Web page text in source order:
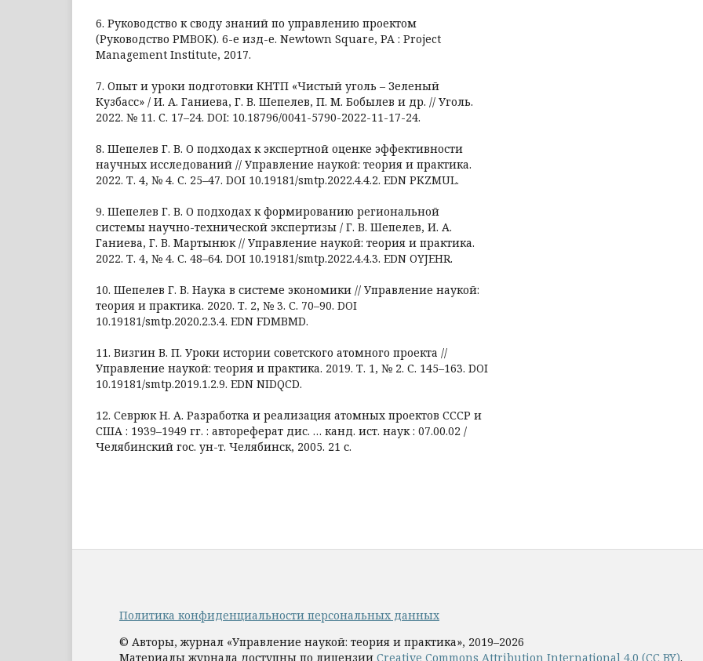
6. Руководство к своду знаний по управлению проектом
(Руководство PMBOK). 6-е изд-е. Newtown Square, PA : Project
Management Institute, 2017.
7. Опыт и уроки подготовки КНТП «Чистый уголь – Зеленый
Кузбасс» / И. А. Ганиева, Г. В. Шепелев, П. М. Бобылев и др. // Уголь.
2022. № 11. С. 17–24. DOI: 10.18796/0041-5790-2022-11-17-24.
8. Шепелев Г. В. О подходах к экспертной оценке эффективности
научных исследований // Управление наукой: теория и практика.
2022. Т. 4, № 4. С. 25–47. DOI 10.19181/smtp.2022.4.4.2. EDN PKZMUL.
9. Шепелев Г. В. О подходах к формированию региональной
системы научно-технической экспертизы / Г. В. Шепелев, И. А.
Ганиева, Г. В. Мартынюк // Управление наукой: теория и практика.
2022. Т. 4, № 4. С. 48–64. DOI 10.19181/smtp.2022.4.4.3. EDN OYJEHR.
10. Шепелев Г. В. Наука в системе экономики // Управление наукой:
теория и практика. 2020. Т. 2, № 3. С. 70–90. DOI
10.19181/smtp.2020.2.3.4. EDN FDMBMD.
11. Визгин В. П. Уроки истории советского атомного проекта //
Управление наукой: теория и практика. 2019. Т. 1, № 2. С. 145–163. DOI
10.19181/smtp.2019.1.2.9. EDN NIDQCD.
12. Севрюк Н. А. Разработка и реализация атомных проектов СССР и
США : 1939–1949 гг. : автореферат дис. … канд. ист. наук : 07.00.02 /
Челябинский гос. ун-т. Челябинск, 2005. 21 с.
Политика конфиденциальности персональных данных
© Авторы, журнал «Управление наукой: теория и практика», 2019–2026
Материалы журнала доступны по лицензии Creative Commons Attribution International 4.0 (CC BY).